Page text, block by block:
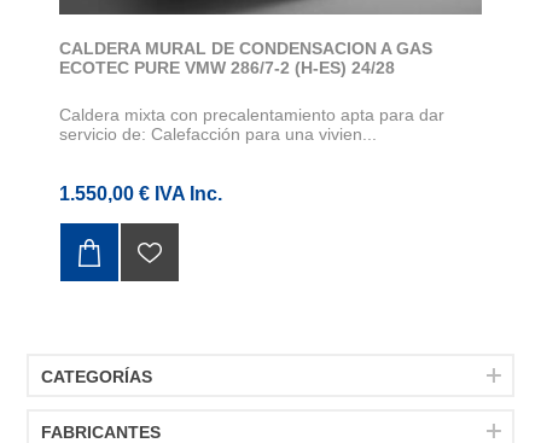
CALDERA MURAL DE CONDENSACION A GAS
ECOTEC PURE VMW 286/7-2 (H-ES) 24/28
Caldera mixta con precalentamiento apta para dar
servicio de: Calefacción para una vivien...
1.550,00 € IVA Inc.
CATEGORÍAS
FABRICANTES